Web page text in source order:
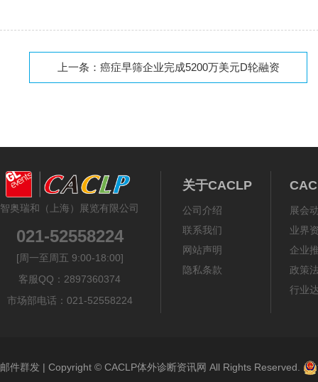
上一条： 癌症早筛企业完成5200万美元D轮融资
智奥瑞和（上海）展览有限公司
021-52558224
[周一至周五 9:00-18:00]
客服QQ：2897360374
市场部电话：021-52558224
关于CACLP
公司介绍
联系我们
网站声明
隐私条款
展会
业界
企业
政策
行业
邮件群发 | Copyright © CACLP体外诊断资讯网 All Rights Reserved.